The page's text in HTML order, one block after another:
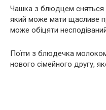
Чашка з блюдцем сняться
який може мати щасливе
може обіцяти
Поїти з блюдечка
нового сімейного другу,